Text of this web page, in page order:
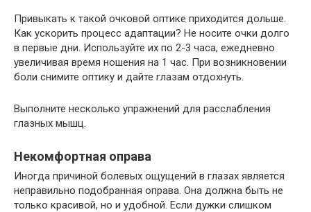
Привыкать к такой очковой оптике приходится дольше.
Как ускорить процесс адаптации? Не носите очки долго
в первые дни. Используйте их по 2-3 часа, ежедневно
увеличивая время ношения на 1 час. При возникновении
боли снимите оптику и дайте глазам отдохнуть.
Выполните несколько упражнений для расслабления
глазных мышц.
Некомфортная оправа
Иногда причиной болевых ощущений в глазах является
неправильно подобранная оправа. Она должна быть не
только красивой, но и удобной. Если дужки слишком